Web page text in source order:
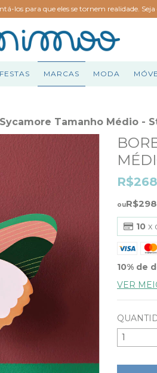
los para que eles se tornem realidade.
FESTAS MARCAS MODA
Tamanho Médio -
10 x
10% de
VER